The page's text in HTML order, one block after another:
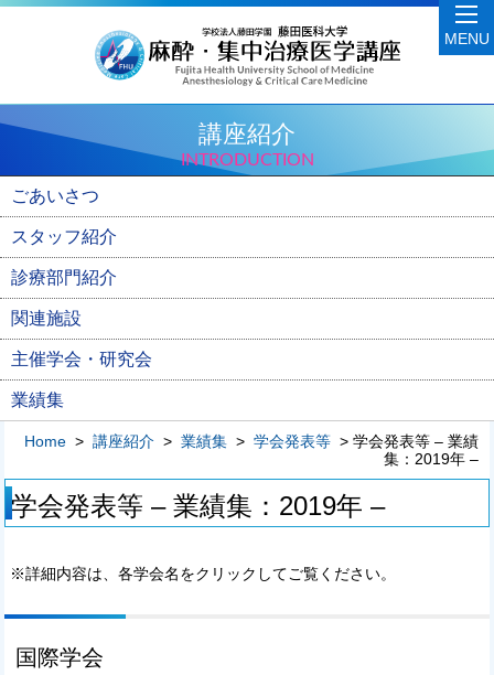
MENU
講座紹介
INTRODUCTION
ごあいさつ
スタッフ紹介
診療部門紹介
関連施設
主催学会・研究会
業績集
Home > 講座紹介 > 業績集 > 学会発表等 > 学会発表等 – 業績
集：2019年 –
学会発表等 – 業績集：2019年 –
※詳細内容は、各学会名をクリックしてご覧ください。
国際学会